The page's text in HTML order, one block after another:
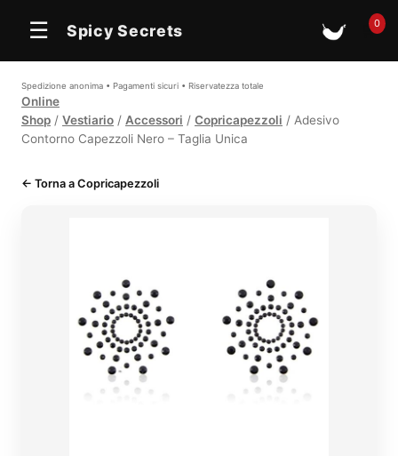
☰ Spicy Secrets 🛒0
Spedizione anonima • Pagamenti sicuri • Riservatezza totale
Online
Shop / Vestiario / Accessori / Copricapezzoli / Adesivo
Contorno Capezzoli Nero – Taglia Unica
← Torna a Copricapezzoli